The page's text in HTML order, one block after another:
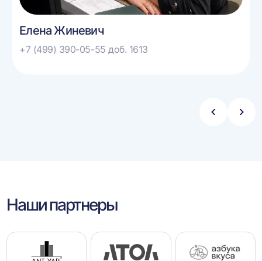
Елена Жиневич
+7 (499) 390-05-55 доб. 1613
Стрелка
Наши партнеры